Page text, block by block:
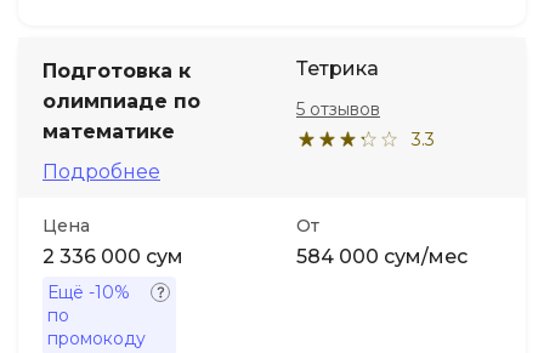
Подготовка к
олимпиаде по
математике
Подробнее
Тетрика
3.3
5 отзывов
Цена
2 336 000 сум
Ещё -10%
по
промокоду
От
584 000 сум/мес